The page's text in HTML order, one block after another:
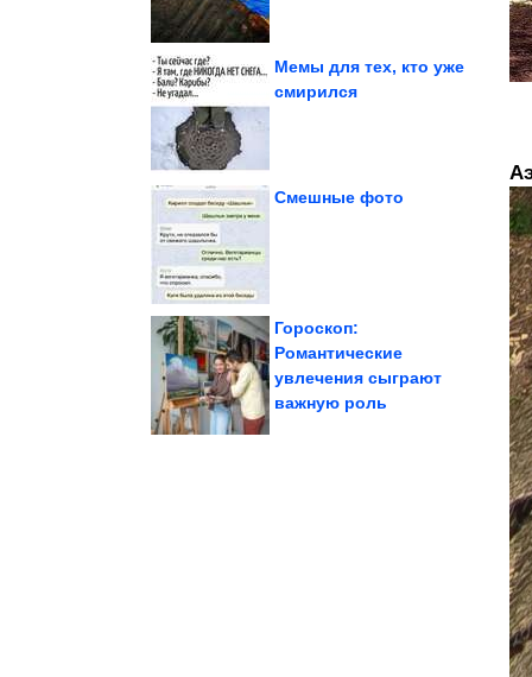
Мемы для тех, кто уже
смирился
Смешные фото
Гороскоп:
Романтические
увлечения сыграют
важную роль
Летающая крепость